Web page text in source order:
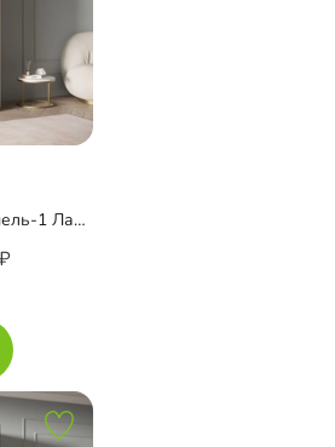
Шкаф-гармошка Шармель-1 Лайф Эмаль